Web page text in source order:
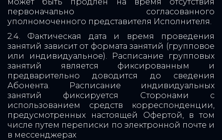
первоначально согласованного
уполномоченного представителя Исполнителя.
2.4. Фактическая дата и время проведения
занятий зависит от формата занятий (групповое
или индивидуальное). Расписание групповых
занятий является фиксированным и
предварительно доводится до сведения
Абонента. Расписание индивидуальных
занятий фиксируется Сторонами с
использованием средств корреспонденции,
предусмотренных настоящей Офертой, в том
числе путем переписки по электронной почте и
в мессенджерах